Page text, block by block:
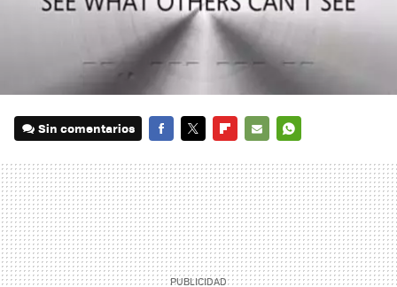
Sin comentarios
MAIL